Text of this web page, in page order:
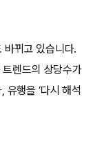
바뀌고 있습니다.
렌드의 상당수가
유행을 ‘다시 해석